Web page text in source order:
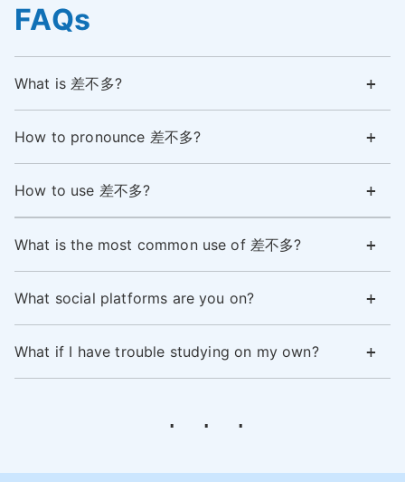
FAQs
What is 差不多?
How to pronounce 差不多?
How to use 差不多?
What is the most common use of 差不多?
What social platforms are you on?
What if I have trouble studying on my own?